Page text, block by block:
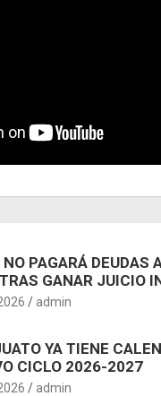
PAGARÁ DEUDAS
GANAR JUICIO
admin
YA TIENE
CICLO 2026-2027
admin